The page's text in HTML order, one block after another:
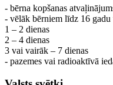
- bērna kopšanas
- vēlāk bērniem līdz 16 gadu
1 – 2 dienas
2 – 4 dienas
3 vai vairāk – 7 dienas
- pazemes vai radioaktīvā